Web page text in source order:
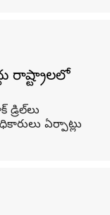
రాష్ట్రాలలో
ఏర్పాట్లు